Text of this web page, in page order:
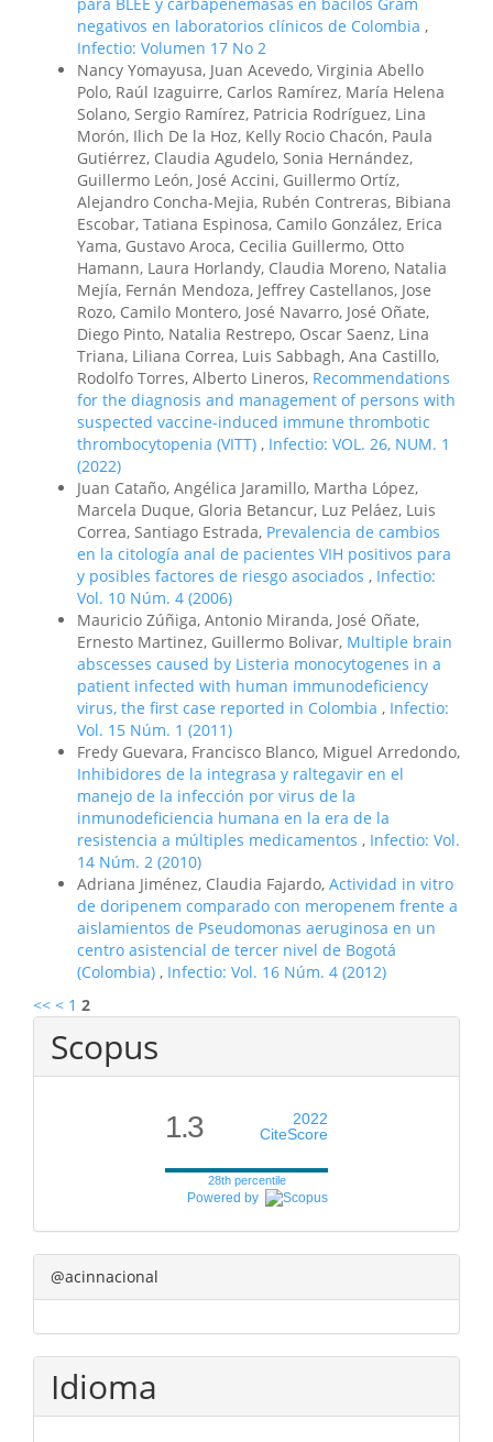
negativos en laboratorios clínicos de Colombia ,
Infectio: Volumen 17 No 2
Nancy Yomayusa, Juan Acevedo, Virginia Abello
Polo, Raúl Izaguirre, Carlos Ramírez, María Helena
Solano, Sergio Ramírez, Patricia Rodríguez, Lina
Morón, Ilich De la Hoz, Kelly Rocio Chacón, Paula
Gutiérrez, Claudia Agudelo, Sonia Hernández,
Guillermo León, José Accini, Guillermo Ortíz,
Alejandro Concha-Mejia, Rubén Contreras, Bibiana
Escobar, Tatiana Espinosa, Camilo González, Erica
Yama, Gustavo Aroca, Cecilia Guillermo, Otto
Hamann, Laura Horlandy, Claudia Moreno, Natalia
Mejía, Fernán Mendoza, Jeffrey Castellanos, Jose
Rozo, Camilo Montero, José Navarro, José Oñate,
Diego Pinto, Natalia Restrepo, Oscar Saenz, Lina
Triana, Liliana Correa, Luis Sabbagh, Ana Castillo,
Rodolfo Torres, Alberto Lineros, Recommendations
for the diagnosis and management of persons with
suspected vaccine-induced immune thrombotic
thrombocytopenia (VITT) , Infectio: VOL. 26, NUM. 1
(2022)
Juan Cataño, Angélica Jaramillo, Martha López,
Marcela Duque, Gloria Betancur, Luz Peláez, Luis
Correa, Santiago Estrada, Prevalencia de cambios
en la citología anal de pacientes VIH positivos para
y posibles factores de riesgo asociados , Infectio:
Vol. 10 Núm. 4 (2006)
Mauricio Zúñiga, Antonio Miranda, José Oñate,
Ernesto Martinez, Guillermo Bolivar, Multiple brain
abscesses caused by Listeria monocytogenes in a
patient infected with human immunodeficiency
virus, the first case reported in Colombia , Infectio:
Vol. 15 Núm. 1 (2011)
Fredy Guevara, Francisco Blanco, Miguel Arredondo,
Inhibidores de la integrasa y raltegavir en el
manejo de la infección por virus de la
inmunodeficiencia humana en la era de la
resistencia a múltiples medicamentos , Infectio: Vol.
14 Núm. 2 (2010)
Adriana Jiménez, Claudia Fajardo, Actividad in vitro
de doripenem comparado con meropenem frente a
aislamientos de Pseudomonas aeruginosa en un
centro asistencial de tercer nivel de Bogotá
(Colombia) , Infectio: Vol. 16 Núm. 4 (2012)
<< < 1 2
Scopus
1.3
2022
CiteScore
28th percentile
Powered by
@acinnacional
Idioma